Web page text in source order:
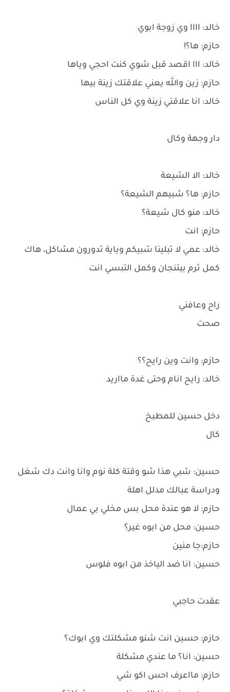
خالد: اااا وي زوجة ابوي
حازم: ها؟!
خالد: ااا اقصد قبل شوي كنت احجي وياها
حازم: زين والله يعني علاقتك زينة بيها
خالد: انا علاقتي زينة وي كل الناس
دار وجهة وكال
خالد: الا الشيعة
حازم: ها؟ شبيهم الشيعة؟
خالد: منو كال شيعة؟
حازم: انت
خالد: عمي لا تبلينا شبيكم وياية تدورون مشاكل، هاك
كمل ثرم بيتنجان وكمل التبسي انت
راح وعافني
صحت
حازم: وانت وين رايح؟؟
خالد: رايح انام وحتى غدة مااريد
دخل حسين للمطبخ
كال
حسين: شبي هذا شو وقتة كلة نوم وانا وانت دك شغل
ودراسة عبالك مدلل اهلة
حازم: لا هو عندة محل بس مخلي بي عمال
حسين: محل من ابوه غير؟
حازم:جا منين
حسين: انا ضد الياخذ من ابوه فلوس
عقدت حاجبي
حازم: حسين انت شنو مشكلتك وي ابوك؟
حسين: انا؟ ما عندي مشكلة
حازم: مااعرف احس اكو شي